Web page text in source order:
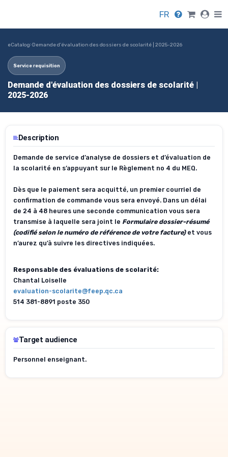
FR
eCatalog›Demande d'évaluation des dossiers de scolarité | 2025-2026
Service requisition
Demande d'évaluation des dossiers de scolarité |
2025-2026
Description
Demande de service d’analyse de dossiers et d’évaluation de
la scolarité en s’appuyant sur le Règlement no 4 du MEQ.
Dès que le paiement sera acquitté, un premier courriel de
confirmation de commande vous sera envoyé. Dans un délai
de 24 à 48 heures une seconde communication vous sera
transmise à laquelle sera joint le Formulaire dossier-résumé
(codifié selon le numéro de référence de votre facture) et vous
n’aurez qu’à suivre les directives indiquées.
Responsable des évaluations de scolarité:
Chantal Loiselle
evaluation-scolarite@feep.qc.ca
514 381-8891 poste 350
Target audience
Personnel enseignant.